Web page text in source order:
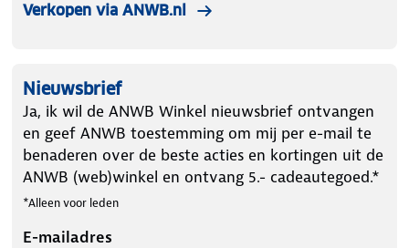
Verkopen via ANWB.nl
Nieuwsbrief
Ja, ik wil de ANWB Winkel nieuwsbrief ontvangen
en geef ANWB toestemming om mij per e-mail te
benaderen over de beste acties en kortingen uit de
ANWB (web)winkel en ontvang 5.- cadeautegoed.*
*Alleen voor leden
E-mailadres